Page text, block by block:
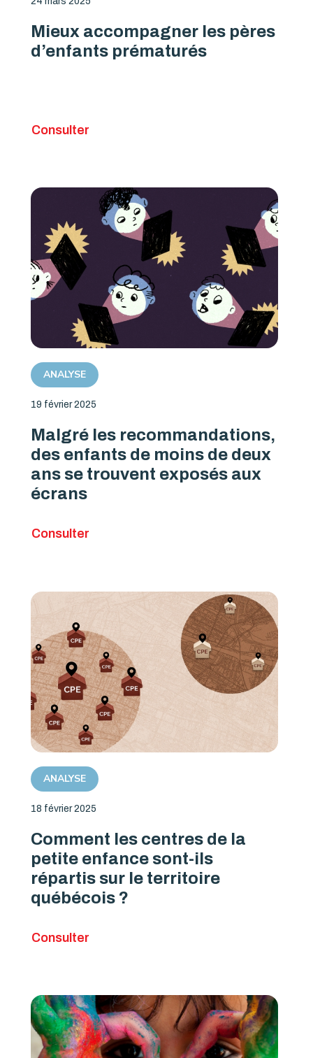
Mieux accompagner les pères
d’enfants prématurés
Consulter
ANALYSE
19 février 2025
Malgré les recommandations,
des enfants de moins de deux
ans se trouvent exposés aux
écrans
Consulter
ANALYSE
18 février 2025
Comment les centres de la
petite enfance sont-ils
répartis sur le territoire
québécois ?
Consulter